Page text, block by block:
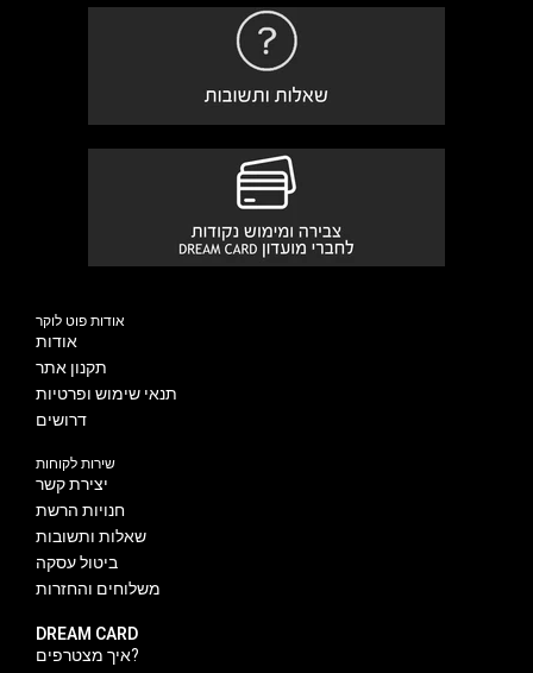
אודות פוט לוקר
אודות
תקנון אתר
תנאי שימוש ופרטיות
דרושים
שירות לקוחות
יצירת קשר
חנויות הרשת
שאלות ותשובות
ביטול עסקה
משלוחים והחזרות
DREAM CARD
איך מצטרפים?